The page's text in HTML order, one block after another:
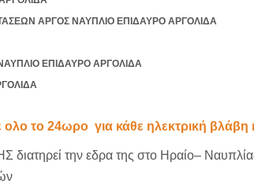
ΑΡΓΟΣ ΝΑΥΠΛΙΟ ΕΠΙΔΑΥΡΟ ΑΡΓΟΛΙΔΑ
ΕΠΙΔΑΥΡΟ ΑΡΓΟΛΙΔΑ
το 24ωρο για κάθε ηλεκτρική βλάβη
την εδρα της στο Ηραίο–